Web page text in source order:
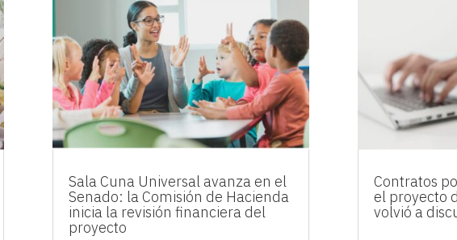
Sala Cuna Universal avanza en el
Senado: la Comisión de Hacienda
inicia la revisión financiera del
proyecto
Contratos
el proyecto
volvió a